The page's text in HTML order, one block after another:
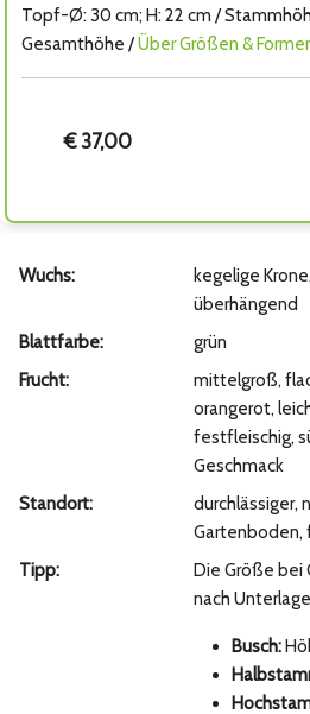
Topf-Ø: 30 cm; H: 22 cm /
Gesamthöhe /Über Größen &
€ 37,00
Wuchs:
kegelige
überhängend
Blattfarbe:
grün
Frucht:
mittelgroß,
orangerot,
festfleischig,
Geschmack
Standort:
durchlässiger,
Gartenboden,
Tipp:
Die Größe bei
nach
Busch: